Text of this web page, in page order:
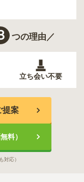
つの理由／
立ち会い不要
提案
料）
対応）